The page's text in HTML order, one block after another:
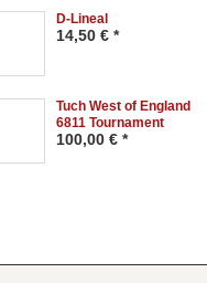
D-Lineal
14,50 € *
Tuch West of England
6811 Tournament
100,00 € *